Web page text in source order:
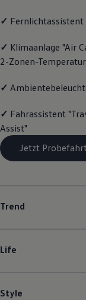
✓ Fernlichtassistent
✓ Klimaanlage "Air
2-Zonen-
✓
✓ Fahrassistent
Assist"
Jetzt
Trend
Life
Style